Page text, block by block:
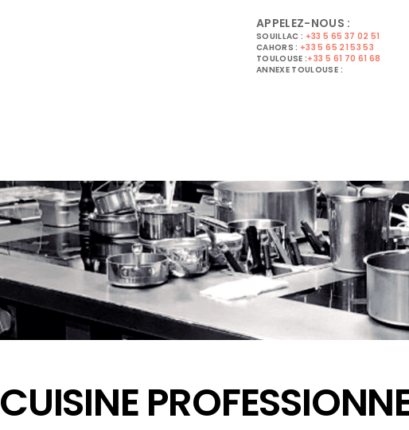
APPELEZ-NOUS :
SOUILLAC : +33 5 65 37 02 51
CAHORS : +33 5 65 21 53 53
TOULOUSE :+33 5 61 70 61 68
ANNEXE TOULOUSE :
CUISINE